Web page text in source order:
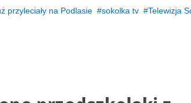
przyleciały na Podlasie sokolka tv
Telewizja